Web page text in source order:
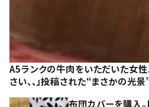
A5ランクの牛肉をいただいた女性
さい、、」投稿された“まさかの光
布団カバーを購入